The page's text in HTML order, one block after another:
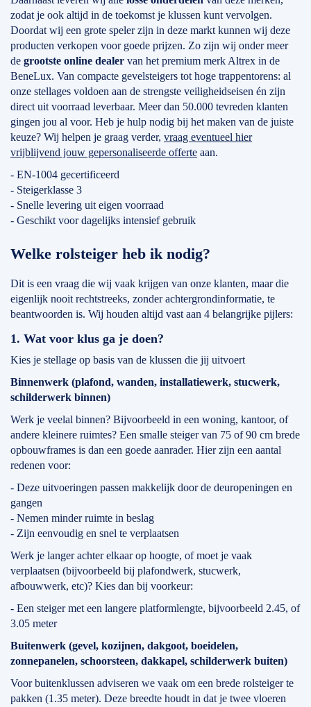
zodat je ook altijd in de toekomst je klussen kunt vervolgen.
Doordat wij een grote speler zijn in deze markt kunnen wij deze
producten verkopen voor goede prijzen. Zo zijn wij onder meer
de grootste online dealer van het premium merk Altrex in de
BeneLux. Van compacte gevelsteigers tot hoge trappentorens: al
onze stellages voldoen aan de strengste veiligheidseisen én zijn
direct uit voorraad leverbaar. Meer dan 50.000 tevreden klanten
gingen jou al voor. Heb je hulp nodig bij het maken van de juiste
keuze? Wij helpen je graag verder, vraag eventueel hier
vrijblijvend jouw gepersonaliseerde offerte aan.
- EN-1004 gecertificeerd
- Steigerklasse 3
- Snelle levering uit eigen voorraad
- Geschikt voor dagelijks intensief gebruik
Welke rolsteiger heb ik nodig?
Dit is een vraag die wij vaak krijgen van onze klanten, maar die
eigenlijk nooit rechtstreeks, zonder achtergrondinformatie, te
beantwoorden is. Wij houden altijd vast aan 4 belangrijke pijlers:
1. Wat voor klus ga je doen?
Kies je stellage op basis van de klussen die jij uitvoert
Binnenwerk (plafond, wanden, installatiewerk, stucwerk,
schilderwerk binnen)
Werk je veelal binnen? Bijvoorbeeld in een woning, kantoor, of
andere kleinere ruimtes? Een smalle steiger van 75 of 90 cm brede
opbouwframes is dan een goede aanrader. Hier zijn een aantal
redenen voor:
- Deze uitvoeringen passen makkelijk door de deuropeningen en
gangen
- Nemen minder ruimte in beslag
- Zijn eenvoudig en snel te verplaatsen
Werk je langer achter elkaar op hoogte, of moet je vaak
verplaatsen (bijvoorbeeld bij plafondwerk, stucwerk,
afbouwwerk, etc)? Kies dan bij voorkeur:
- Een steiger met een langere platformlengte, bijvoorbeeld 2.45, of
3.05 meter
Buitenwerk (gevel, kozijnen, dakgoot, boeidelen,
zonnepanelen, schoorsteen, dakkapel, schilderwerk buiten)
Voor buitenklussen adviseren we vaak om een brede rolsteiger te
pakken (1.35 meter). Deze breedte houdt in dat je twee vloeren